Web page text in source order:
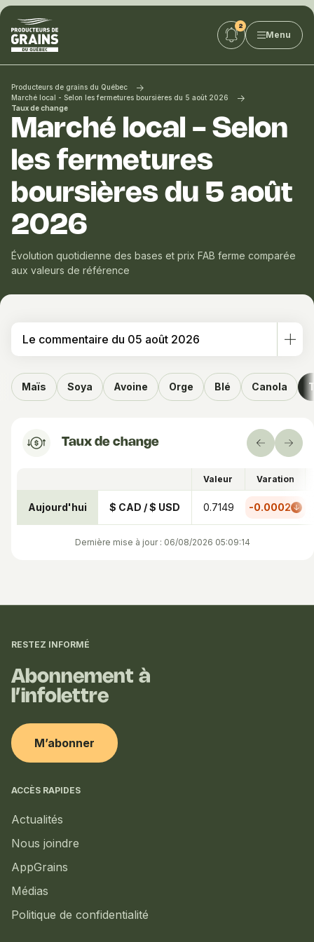
Producteurs
de
grains
du
Québec
:
PGQ
Menu
Producteurs de grains du Québec
Marché local - Selon les fermetures boursières du 5 août 2026
Taux de change
Marché local - Selon
les fermetures
boursières du 5 août
2026
Évolution quotidienne des bases et prix FAB ferme comparée
aux valeurs de référence
Le commentaire du 05 août 2026
Maïs Soya Avoine Orge Blé Canola
Taux de change
Précédent
Valeur Varation
Aujourd'hui $ CAD / $ USD 0.7149 -0.0002
Dernière mise à jour : 06/08/2026 05:09:14
complémentaires
RESTEZ INFORMÉ
Abonnement à
l’infolettre
M’abonner
ACCÈS RAPIDES
Actualités
Nous joindre
AppGrains
Médias
Politique de confidentialité